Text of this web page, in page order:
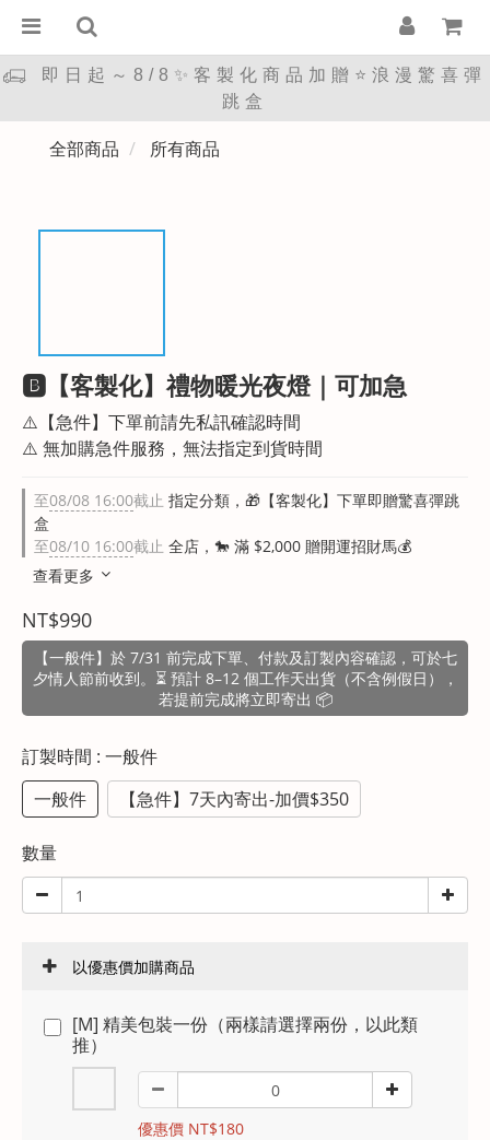
即日起～8/8✨客製化商品加贈⭐浪漫驚喜彈
跳盒
全部商品 所有商品
🅱︎【客製化】禮物暖光夜燈｜可加急
⚠️【急件】下單前請先私訊確認時間
⚠️ 無加購急件服務，無法指定到貨時間
至08/08 16:00截止 指定分類，🎁【客製化】下單即贈驚喜彈跳
盒
至08/10 16:00截止 全店，🐎 滿 $2,000 贈開運招財馬💰
查看更多
NT$990
【一般件】於 7/31 前完成下單、付款及訂製內容確認，可於七
夕情人節前收到。⏳ 預計 8–12 個工作天出貨（不含例假日），
若提前完成將立即寄出 📦
訂製時間 : 一般件
一般件
【急件】7天內寄出-加價$350
數量
以優惠價加購商品
[M] 精美包裝一份（兩樣請選擇兩份，以此類
推）
優惠價 NT$180